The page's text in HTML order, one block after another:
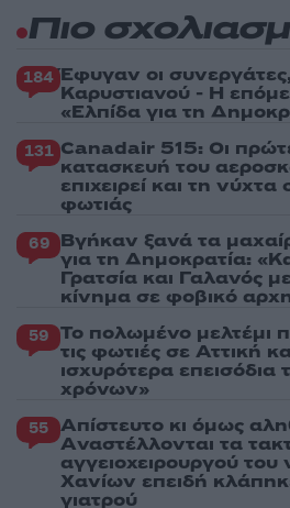
Πιο
184 Έφυγαν οι
Καρυστιανού - Η
«Ελπίδα για τη
131 Canadair 515: Οι
κατασκευή του
επιχειρεί και τη
φωτιάς
69 Βγήκαν ξανά τα
για τη Δημοκρατία:
Γρατσία και Γαλανός
κίνημα σε φοβικό
59 Το πολωμένο μελτέμι
τις φωτιές σε Αττική
ισχυρότερα
χρόνων»
55 Απίστευτο κι όμως
Aναστέλλονται τα
αγγειοχειρουργού του
Χανίων επειδή
γιατρού